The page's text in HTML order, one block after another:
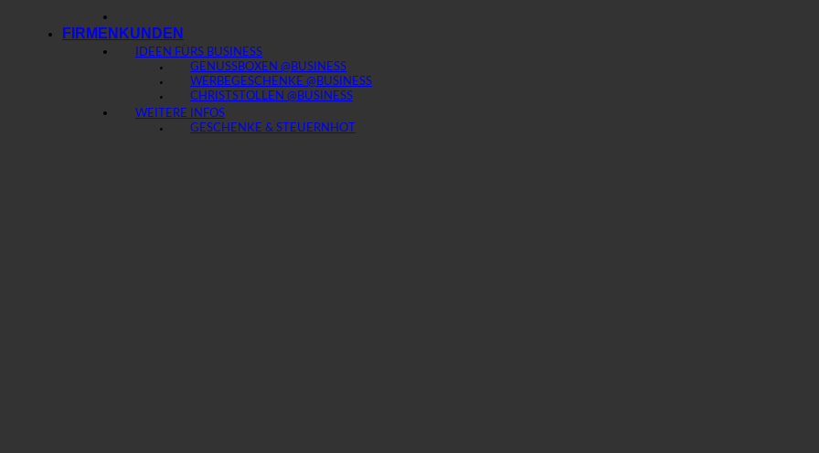
FIRMENKUNDEN
IDEEN FÜRS BUSINESS
GENUSSBOXEN @BUSINESS
WERBEGESCHENKE @BUSINESS
CHRISTSTOLLEN @BUSINESS
WEITERE INFOS
GESCHENKE & STEUERN